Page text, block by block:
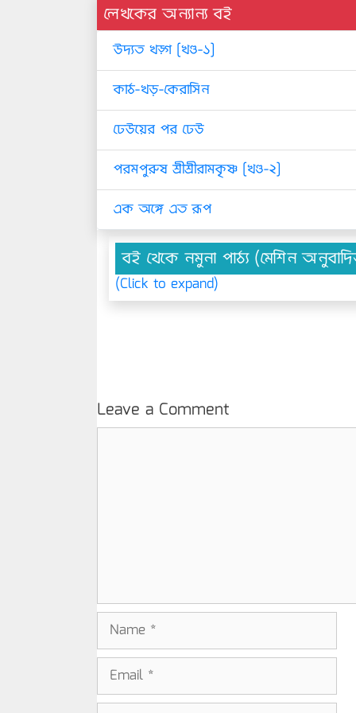
লেখকের অন্যান্য বই
উদ্যত খড়্গ [খণ্ড-১]
কাঠ-খড়-কেরাসিন
ঢেউয়ের পর ঢেউ
পরমপুরুষ শ্রীশ্রীরামকৃষ্ণ [খণ্ড-২]
এক অঙ্গে এত রূপ
বই থেকে নমুনা পাঠ্য (মেশিন
(Click to expand)
Leave a Comment
Name
Email